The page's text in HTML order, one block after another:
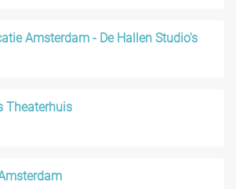
Amsterdam - De Hallen Studio's
Theaterhuis